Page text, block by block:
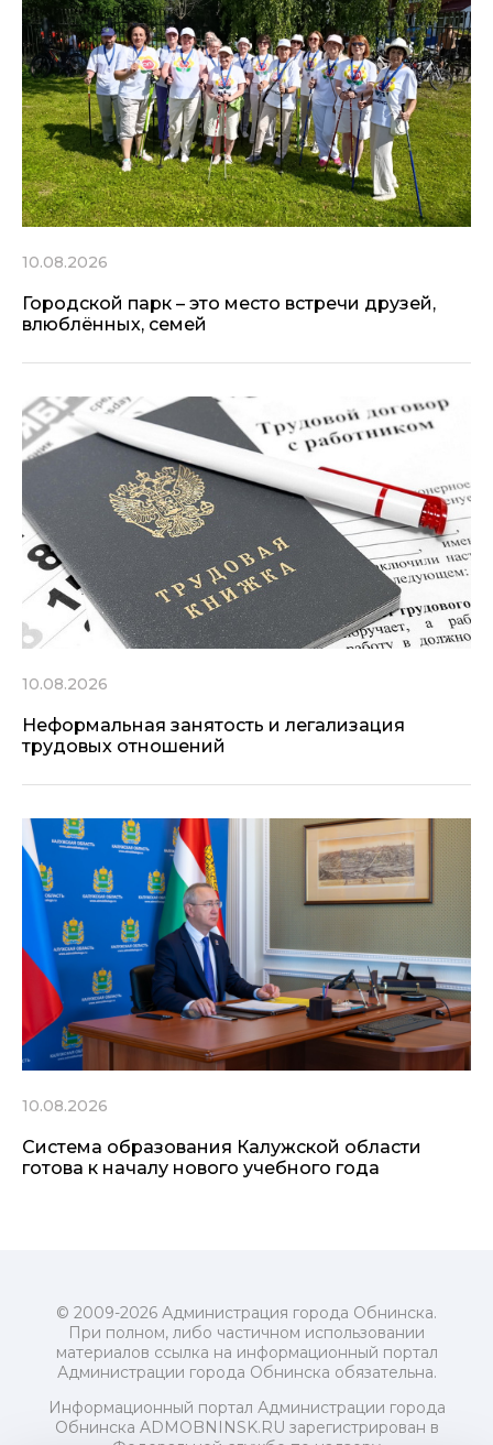
10.08.2026
Городской парк – это место встречи друзей,
влюблённых, семей
10.08.2026
Неформальная занятость и легализация
трудовых отношений
10.08.2026
Система образования Калужской области
готова к началу нового учебного года
© 2009-2026 Администрация города Обнинска.
При полном, либо частичном использовании
материалов ссылка на информационный портал
Администрации города Обнинска обязательна.
Информационный портал Администрации города
Обнинска ADMOBNINSK.RU зарегистрирован в